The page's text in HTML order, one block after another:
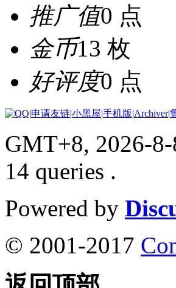
推广值0 点
金币13 枚
好评度0 点
|申请友链|小黑屋|手机版|Archiver|
GMT+8, 2026-
14 queries .
Powered by
© 2001-2017